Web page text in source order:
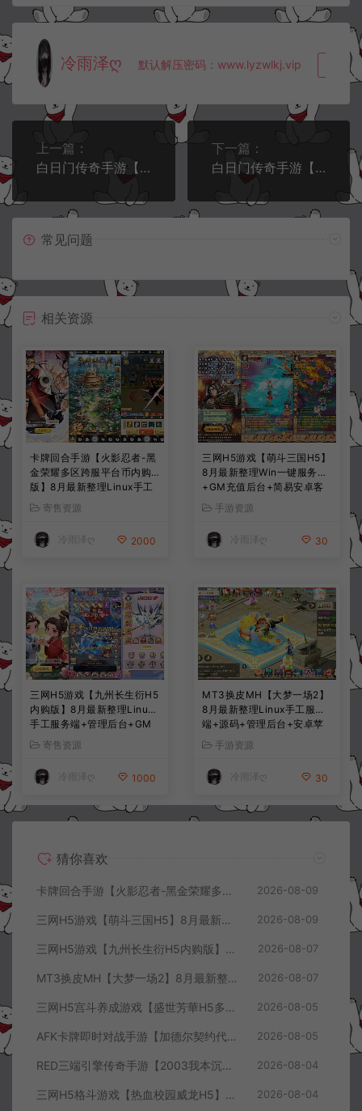
冷雨泽ღ 默认解压密码：www.lyzwlkj.vip 复
上一篇：
白日门传奇手游【无限刀3之刀光剑影多区跨服完整版】8月最新整理Win一键服务端+本地注册验证+管理后台+GM授权后台+安卓+详细搭建教程+视频教程
下一篇：
白日门传奇手游【鬼服无限刀多区跨服版】9月最新整理Win一键服务端+多区跨服+管理后台+GM授权后台+安卓+详细搭建教程+视频教程
常见问题
相关资源
卡牌回合手游【火影忍者-黑
金荣耀多区跨服平台币内购
版】8月最新整理Linux手工
服务端+CDK授权后台+安卓
+详细搭建教程+视频教程
寄售资源
冷雨泽ღ 2000
三网H5游戏【萌斗三国H5】
8月最新整理Win一键服务端
+GM充值后台+简易安卓客
户端+详细搭建教程+视频教
手游资源
冷雨泽ღ 30
三网H5游戏【九州长生衍H5
内购版】8月最新整理Linux
手工服务端+管理后台+GM
授权后台+简易安卓客户端
+详细搭建教程+视频教程
寄售资源
冷雨泽ღ 1000
MT3换皮MH【大梦一场2】
8月最新整理Linux手工服务
端+源码+管理后台+安卓苹
果双端+详细搭建教程+视频
教程
手游资源
冷雨泽ღ 30
猜你喜欢
卡牌回合手游【火影忍者-黑金荣耀多区跨服平台币内购版】8月最新整理Linux手工服务端+CDK授权后台+安卓+详细搭建教程+视频教程 2026-08-09
三网H5游戏【萌斗三国H5】8月最新整理Win一键服务端+GM充值后台+简易安卓客户端+详细搭建教程+视频教程 2026-08-09
三网H5游戏【九州长生衍H5内购版】8月最新整理Linux手工服务端+管理后台+GM授权后台+简易安卓客户端+详细搭建教程+视频教程 2026-08-07
MT3换皮MH【大梦一场2】8月最新整理Linux手工服务端+源码+管理后台+安卓苹果双端+详细搭建教程+视频教程 2026-08-07
三网H5宫斗养成游戏【盛世芳華H5多区跨服代金券内购优化版】8月最新整理Linux手工服务端+CDK授权后台+全资源安卓+详细搭建教程+视频教程 2026-08-05
AFK卡牌即时对战手游【加德尔契约代金券内购修复版】8月最新整理Linux手工服务端+前后端全套源码+CDK授权后台+安卓苹果双端+详细搭建教程+视频教程 2026-08-05
RED三端引擎传奇手游【2003我本沉默三职业】8月最新整理Win一键服务端+PC安卓+详细搭建教程 2026-08-04
三网H5格斗游戏【热血校园威龙H5】8月最新整理Linux手工服务端+Win一键服务端+解压即玩+简易安卓客户端+详细搭建教程 2026-08-04